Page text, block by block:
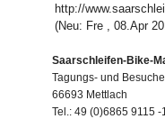
http://
(Neu: Fre , 08.Apr
Saarschleifen-Bike-
Tagungs- und
66693 Mettlach
Tel.: 49 (0)6865 9115